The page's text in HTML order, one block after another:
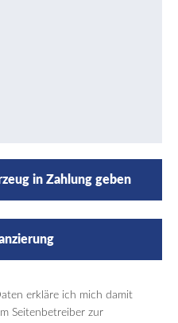
in Zahlung geben
erkläre ich mich damit
Seitenbetreiber zur